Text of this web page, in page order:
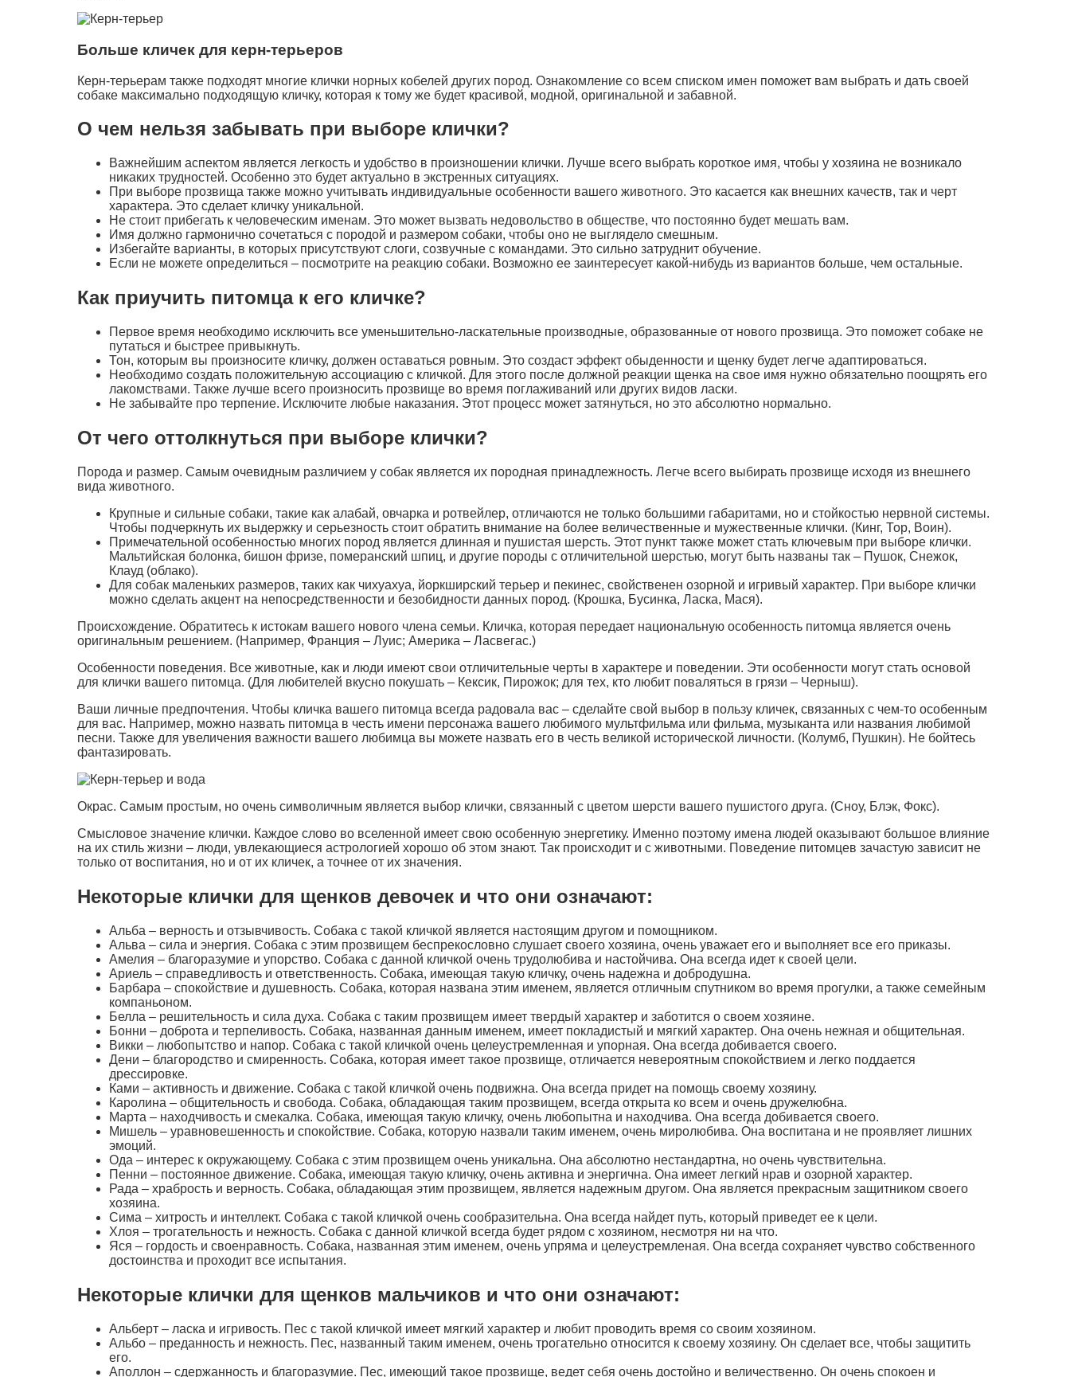
Больше кличек для керн-терьеров
Керн-терьерам также подходят многие клички норных кобелей других пород. Ознакомление со всем списком имен поможет вам выбрать и дать своей
собаке максимально подходящую кличку, которая к тому же будет красивой, модной, оригинальной и забавной.
О чем нельзя забывать при выборе клички?
Важнейшим аспектом является легкость и удобство в произношении клички. Лучше всего выбрать короткое имя, чтобы у хозяина не возникало
никаких трудностей. Особенно это будет актуально в экстренных ситуациях.
При выборе прозвища также можно учитывать индивидуальные особенности вашего животного. Это касается как внешних качеств, так и черт
характера. Это сделает кличку уникальной.
Не стоит прибегать к человеческим именам. Это может вызвать недовольство в обществе, что постоянно будет мешать вам.
Имя должно гармонично сочетаться с породой и размером собаки, чтобы оно не выглядело смешным.
Избегайте варианты, в которых присутствуют слоги, созвучные с командами. Это сильно затруднит обучение.
Если не можете определиться – посмотрите на реакцию собаки. Возможно ее заинтересует какой-нибудь из вариантов больше, чем остальные.
Как приучить питомца к его кличке?
Первое время необходимо исключить все уменьшительно-ласкательные производные, образованные от нового прозвища. Это поможет собаке не
путаться и быстрее привыкнуть.
Тон, которым вы произносите кличку, должен оставаться ровным. Это создаст эффект обыденности и щенку будет легче адаптироваться.
Необходимо создать положительную ассоциацию с кличкой. Для этого после должной реакции щенка на свое имя нужно обязательно поощрять его
лакомствами. Также лучше всего произносить прозвище во время поглаживаний или других видов ласки.
Не забывайте про терпение. Исключите любые наказания. Этот процесс может затянуться, но это абсолютно нормально.
От чего оттолкнуться при выборе клички?
Порода и размер. Самым очевидным различием у собак является их породная принадлежность. Легче всего выбирать прозвище исходя из внешнего
вида животного.
Крупные и сильные собаки, такие как алабай, овчарка и ротвейлер, отличаются не только большими габаритами, но и стойкостью нервной системы.
Чтобы подчеркнуть их выдержку и серьезность стоит обратить внимание на более величественные и мужественные клички. (Кинг, Тор, Воин).
Примечательной особенностью многих пород является длинная и пушистая шерсть. Этот пункт также может стать ключевым при выборе клички.
Мальтийская болонка, бишон фризе, померанский шпиц, и другие породы с отличительной шерстью, могут быть названы так – Пушок, Снежок,
Клауд (облако).
Для собак маленьких размеров, таких как чихуахуа, йоркширский терьер и пекинес, свойственен озорной и игривый характер. При выборе клички
можно сделать акцент на непосредственности и безобидности данных пород. (Крошка, Бусинка, Ласка, Мася).
Происхождение. Обратитесь к истокам вашего нового члена семьи. Кличка, которая передает национальную особенность питомца является очень
оригинальным решением. (Например, Франция – Луис; Америка – Ласвегас.)
Особенности поведения. Все животные, как и люди имеют свои отличительные черты в характере и поведении. Эти особенности могут стать основой
для клички вашего питомца. (Для любителей вкусно покушать – Кексик, Пирожок; для тех, кто любит поваляться в грязи – Черныш).
Ваши личные предпочтения. Чтобы кличка вашего питомца всегда радовала вас – сделайте свой выбор в пользу кличек, связанных с чем-то особенным
для вас. Например, можно назвать питомца в честь имени персонажа вашего любимого мультфильма или фильма, музыканта или названия любимой
песни. Также для увеличения важности вашего любимца вы можете назвать его в честь великой исторической личности. (Колумб, Пушкин). Не бойтесь
фантазировать.
Окрас. Самым простым, но очень символичным является выбор клички, связанный с цветом шерсти вашего пушистого друга. (Сноу, Блэк, Фокс).
Смысловое значение клички. Каждое слово во вселенной имеет свою особенную энергетику. Именно поэтому имена людей оказывают большое влияние
на их стиль жизни – люди, увлекающиеся астрологией хорошо об этом знают. Так происходит и с животными. Поведение питомцев зачастую зависит не
только от воспитания, но и от их кличек, а точнее от их значения.
Некоторые клички для щенков девочек и что они означают:
Альба – верность и отзывчивость. Собака с такой кличкой является настоящим другом и помощником.
Альва – сила и энергия. Собака с этим прозвищем беспрекословно слушает своего хозяина, очень уважает его и выполняет все его приказы.
Амелия – благоразумие и упорство. Собака с данной кличкой очень трудолюбива и настойчива. Она всегда идет к своей цели.
Ариель – справедливость и ответственность. Собака, имеющая такую кличку, очень надежна и добродушна.
Барбара – спокойствие и душевность. Собака, которая названа этим именем, является отличным спутником во время прогулки, а также семейным
компаньоном.
Белла – решительность и сила духа. Собака с таким прозвищем имеет твердый характер и заботится о своем хозяине.
Бонни – доброта и терпеливость. Собака, названная данным именем, имеет покладистый и мягкий характер. Она очень нежная и общительная.
Викки – любопытство и напор. Собака с такой кличкой очень целеустремленная и упорная. Она всегда добивается своего.
Дени – благородство и смиренность. Собака, которая имеет такое прозвище, отличается невероятным спокойствием и легко поддается
дрессировке.
Ками – активность и движение. Собака с такой кличкой очень подвижна. Она всегда придет на помощь своему хозяину.
Каролина – общительность и свобода. Собака, обладающая таким прозвищем, всегда открыта ко всем и очень дружелюбна.
Марта – находчивость и смекалка. Собака, имеющая такую кличку, очень любопытна и находчива. Она всегда добивается своего.
Мишель – уравновешенность и спокойствие. Собака, которую назвали таким именем, очень миролюбива. Она воспитана и не проявляет лишних
эмоций.
Ода – интерес к окружающему. Собака с этим прозвищем очень уникальна. Она абсолютно нестандартна, но очень чувствительна.
Пенни – постоянное движение. Собака, имеющая такую кличку, очень активна и энергична. Она имеет легкий нрав и озорной характер.
Рада – храбрость и верность. Собака, обладающая этим прозвищем, является надежным другом. Она является прекрасным защитником своего
хозяина.
Сима – хитрость и интеллект. Собака с такой кличкой очень сообразительна. Она всегда найдет путь, который приведет ее к цели.
Хлоя – трогательность и нежность. Собака с данной кличкой всегда будет рядом с хозяином, несмотря ни на что.
Яся – гордость и своенравность. Собака, названная этим именем, очень упряма и целеустремленая. Она всегда сохраняет чувство собственного
достоинства и проходит все испытания.
Некоторые клички для щенков мальчиков и что они означают:
Альберт – ласка и игривость. Пес с такой кличкой имеет мягкий характер и любит проводить время со своим хозяином.
Альбо – преданность и нежность. Пес, названный таким именем, очень трогательно относится к своему хозяину. Он сделает все, чтобы защитить
его.
Аполлон – сдержанность и благоразумие. Пес, имеющий такое прозвище, ведет себя очень достойно и величественно. Он очень спокоен и